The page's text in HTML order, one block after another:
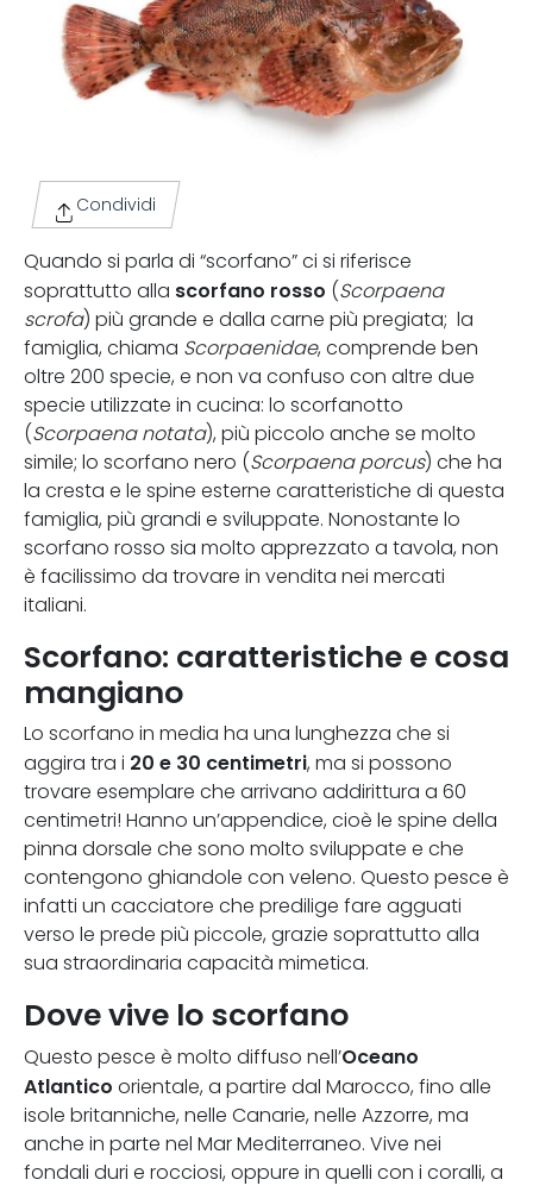
Condividi
Quando si parla di “scorfano” ci si riferisce
soprattutto alla scorfano rosso (Scorpaena
scrofa) più grande e dalla carne più pregiata; la
famiglia, chiama Scorpaenidae, comprende ben
oltre 200 specie, e non va confuso con altre due
specie utilizzate in cucina: lo scorfanotto
(Scorpaena notata), più piccolo anche se molto
simile; lo scorfano nero (Scorpaena porcus) che ha
la cresta e le spine esterne caratteristiche di questa
famiglia, più grandi e sviluppate. Nonostante lo
scorfano rosso sia molto apprezzato a tavola, non
è facilissimo da trovare in vendita nei mercati
italiani.
Scorfano: caratteristiche e cosa
mangiano
Lo scorfano in media ha una lunghezza che si
aggira tra i 20 e 30 centimetri, ma si possono
trovare esemplare che arrivano addirittura a 60
centimetri! Hanno un’appendice, cioè le spine della
pinna dorsale che sono molto sviluppate e che
contengono ghiandole con veleno. Questo pesce è
infatti un cacciatore che predilige fare agguati
verso le prede più piccole, grazie soprattutto alla
sua straordinaria capacità mimetica.
Dove vive lo scorfano
Questo pesce è molto diffuso nell’Oceano
Atlantico orientale, a partire dal Marocco, fino alle
isole britanniche, nelle Canarie, nelle Azzorre, ma
anche in parte nel Mar Mediterraneo. Vive nei
fondali duri e rocciosi, oppure in quelli con i coralli, a